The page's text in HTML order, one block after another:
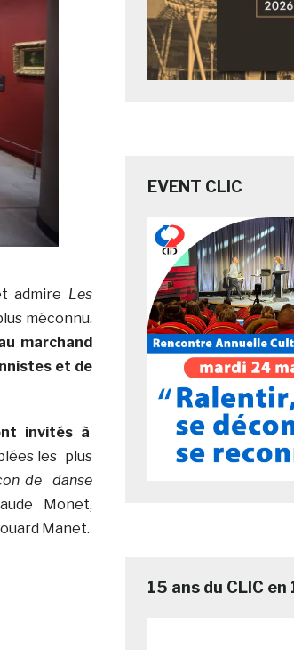
admire Les
méconnu.
marchand
et de
invités à
les plus
de danse
Monet,
Manet.
EVENT CLIC
15 ans du CLIC